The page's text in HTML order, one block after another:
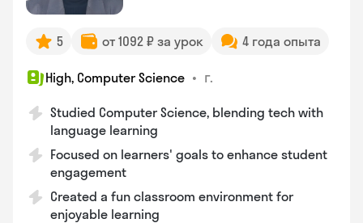
5 от 1092 ₽ за урок 4 года опыта
High, Computer Science • г.
Studied Computer Science, blending tech with
language learning
Focused on learners' goals to enhance student
engagement
Created a fun classroom environment for
enjoyable learning